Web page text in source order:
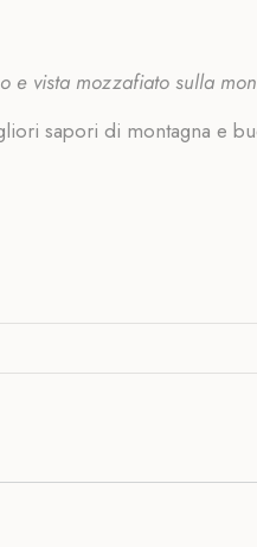
e vista mozzafiato sulla
sapori di montagna e